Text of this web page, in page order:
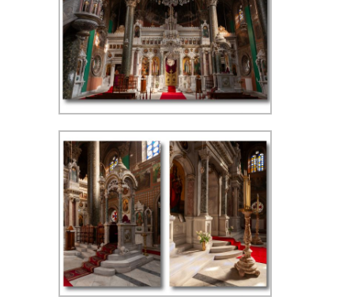
Kumkapi - ISO 400, f/8 1/200 sec,
60 mm, WB schaduw
Armeens Orthodoxe kerk Kumkapi
- ISO 400, f/5.6, 1/60 sec, 24 mm,
WB zonnig